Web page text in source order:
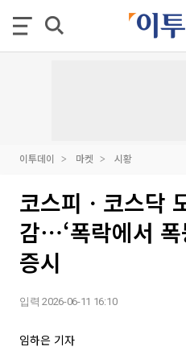
이투데이 마켓 시황
코스피ㆍ코스닥
감⋯‘폭락에서 폭
증시
입력 2026-06-11 16:10
임하은 기자